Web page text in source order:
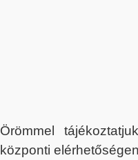
Örömmel
központi